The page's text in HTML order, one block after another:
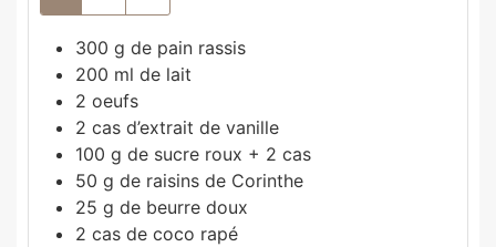
300 g de pain rassis
200 ml de lait
2 oeufs
2 cas d’extrait de vanille
100 g de sucre roux + 2 cas
50 g de raisins de Corinthe
25 g de beurre doux
2 cas de coco rapé